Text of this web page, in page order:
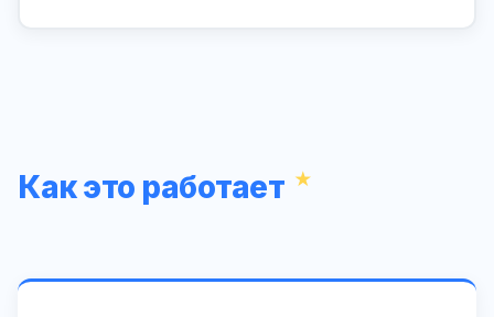
Как это работает